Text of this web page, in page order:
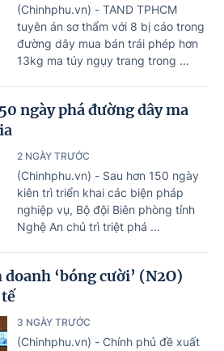
(Chinhphu.vn) - TAND TPHCM
tuyên án sơ thẩm với 8 bị cáo trong
đường dây mua bán trái phép hơn
13kg ma túy ngụy trang trong ...
ngày phá đường dây ma
2 NGÀY TRƯỚC
(Chinhphu.vn) - Sau hơn 150 ngày
kiên trì triển khai các biện pháp
nghiệp vụ, Bộ đội Biên phòng tỉnh
Nghệ An chủ trì triệt phá ...
‘bóng cười’ (N2O)
3 NGÀY TRƯỚC
(Chinhphu.vn) - Chính phủ đề xuất